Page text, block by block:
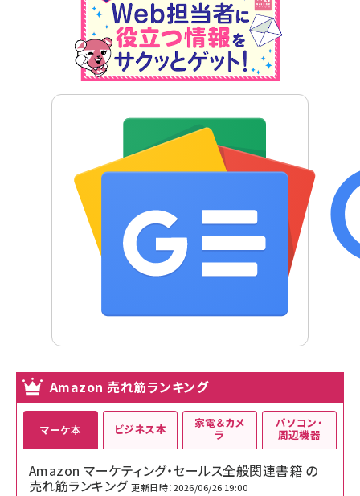
Amazon 売れ筋ランキング
マーケ本
Amazon マーケティング・セールス全般関連書籍 の
売れ筋ランキング 更新日時：2026/06/26 19:00
ビジネス本 家電＆カメ
ラ
パソコン・
周辺機器